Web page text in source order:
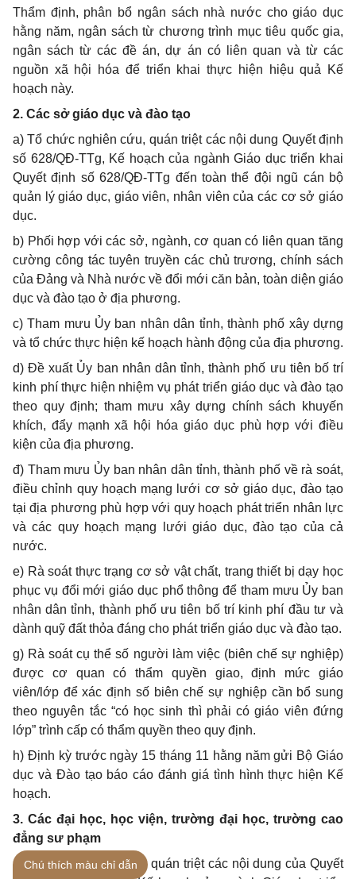
Thẩm định, phân bổ ngân sách nhà nước cho giáo dục
hằng năm, ngân sách từ chương trình mục tiêu quốc gia,
ngân sách từ các đề án, dự án có liên quan và từ các
nguồn xã hội hóa để triển khai thực hiện hiệu quả Kế
hoạch này.
2. Các sởgiáo dục và đào tạo
a) Tổ chức nghiên cứu, quán triệt các nội dung Quyết định
số 628/QĐ-TTg, Kế hoạch của ngành Giáo dục triển khai
Quyết định số 628/QĐ-TTg đến toàn thể đội ngũ cán bộ
quản lý giáo dục, giáo viên, nhân viên của các cơ sở giáo
dục.
b) Phối hợp với các sở, ngành, cơ quan có liên quan tăng
cường công tác tuyên truyền các chủ trương, chính sách
của Đảng và Nhà nước về đổi mới căn bản, toàn diện giáo
dục và đào tạo ở địa phương.
c) Tham mưu Ủy ban nhân dân tỉnh, thành phố xây dựng
và tổ chức thực hiện kế hoạch hành động của địa phương.
d) Đề xuất Ủy ban nhân dân tỉnh, thành phố ưu tiên bố trí
kinh phí thực hiện nhiệm vụ phát triển giáo dục và đào tạo
theo quy định; tham mưu xây dựng chính sách khuyến
khích, đẩy mạnh xã hội hóa giáo dục phù hợp với điều
kiện của địa phương.
đ) Tham mưu Ủy ban nhân dân tỉnh, thành phố về rà soát,
điều chỉnh quy hoạch mạng lưới cơ sở giáo dục, đào tạo
tại địa phương phù hợp với quy hoạch phát triển nhân lực
và các quy hoạch mạng lưới giáo dục, đào tạo của cả
nước.
e) Rà soát thực trạng cơ sở vật chất, trang thiết bị dạy học
phục vụ đổi mới giáo dục phổ thông để tham mưu Ủy ban
nhân dân tỉnh, thành phố ưu tiên bố trí kinh phí đầu tư và
dành quỹ đất thỏa đáng cho phát triển giáo dục và đào tạo.
g) Rà soát cụ thể số người làm việc (biên chế sự nghiệp)
được cơ quan có thẩm quyền giao, định mức giáo
viên/lớp đểxác định số biên chế sự nghiệp cần bổ sung
theo nguyên tắc “có học sinh thì phải có giáo viên đứng
lớp” trình cấp có thẩm quyền theo quy định.
h) Định kỳ trước ngày 15 tháng 11 hằng năm gửi Bộ Giáo
dục và Đào tạo báo cáo đánh giá tình hình thực hiện Kế
hoạch.
3. Các đại học, học viện, trường đại học, trường cao
đẳng sư phạm
a) Tổ chức nghiên cứu, quán triệt các nội dung của Quyết
Chú thích màu chỉ dẫn